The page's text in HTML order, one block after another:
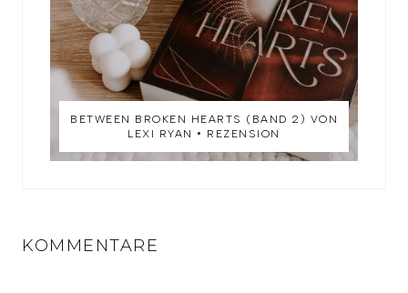
BETWEEN BROKEN HEARTS (BAND 2) VON
LEXI RYAN • REZENSION
KOMMENTARE